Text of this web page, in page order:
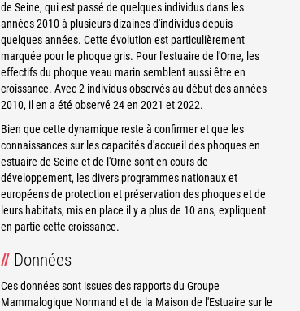
de Seine, qui est passé de quelques individus dans les
années 2010 à plusieurs dizaines d'individus depuis
quelques années. Cette évolution est particulièrement
marquée pour le phoque gris. Pour l'estuaire de l'Orne, les
effectifs du phoque veau marin semblent aussi être en
croissance. Avec 2 individus observés au début des années
2010, il en a été observé 24 en 2021 et 2022.
Bien que cette dynamique reste à confirmer et que les
connaissances sur les capacités d'accueil des phoques en
estuaire de Seine et de l'Orne sont en cours de
développement, les divers programmes nationaux et
européens de protection et préservation des phoques et de
leurs habitats, mis en place il y a plus de 10 ans, expliquent
en partie cette croissance.
Données
Ces données sont issues des rapports du Groupe
Mammalogique Normand et de la Maison de l'Estuaire sur le